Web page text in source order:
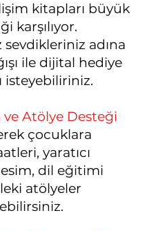
kitapları büyük
karşılıyor.
sevdikleriniz adına
ile dijital hediye
isteyebiliriniz.
Atölye Desteği
çocuklara
yaratıcı
dil eğitimi
atölyeler